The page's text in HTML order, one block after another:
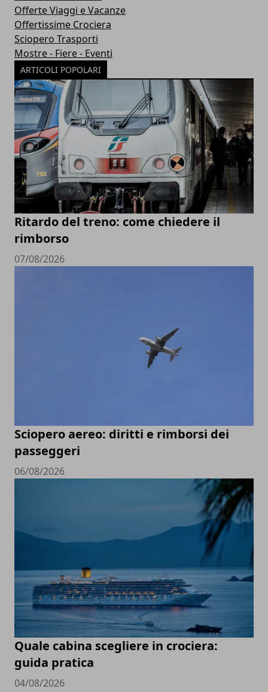
Offerte Viaggi e Vacanze
Offertissime Crociera
Sciopero Trasporti
Mostre - Fiere - Eventi
ARTICOLI POPOLARI
Ritardo del treno: come chiedere il
rimborso
07/08/2026
Sciopero aereo: diritti e rimborsi dei
passeggeri
06/08/2026
Quale cabina scegliere in crociera:
guida pratica
04/08/2026